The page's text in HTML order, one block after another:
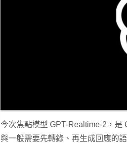
今次焦點模型 GPT-Realtime-2，是
與一般需要先轉錄、再生成回應的